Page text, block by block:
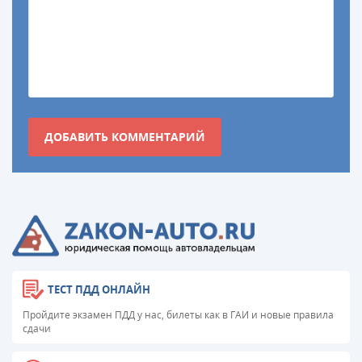
ТЕСТ ПДД ОНЛАЙН
Пройдите экзамен ПДД у нас, билеты как в ГАИ и новые правила
сдачи